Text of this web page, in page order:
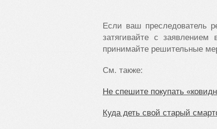
Если ваш преследователь
затягивайте с
принимайте решительные
См. также:
Не спешите покупать
Куда деть свой старый